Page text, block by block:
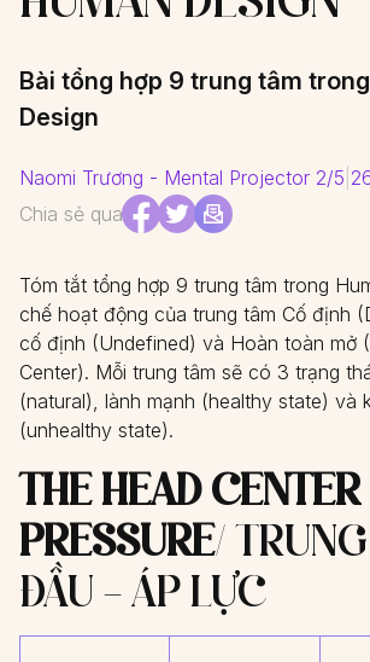
Bài tổng hợp 9 trung tâm
Design
Naomi Trương - Mental Projector 2/5
Chia sẻ qua
Tóm tắt tổng hợp 9 trung tâm trong
chế hoạt động của trung tâm Cố định
cố định (Undefined) và Hoàn toàn mở
Center). Mỗi trung tâm sẽ có 3 trạng
(natural), lành mạnh (healthy state) và
(unhealthy state).
THE HEAD CENTER
PRESSURE/
ĐẦU – ÁP LỰC